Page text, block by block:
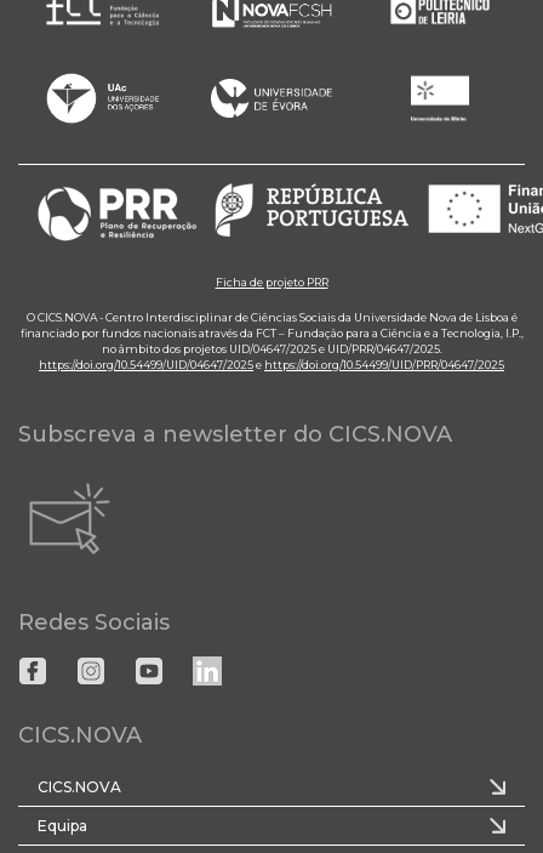
Ficha de projeto PRR
O CICS.NOVA - Centro Interdisciplinar de Ciências Sociais da Universidade Nova de Lisboa é
financiado por fundos nacionais através da FCT – Fundação para a Ciência e a Tecnologia, I.P.,
no âmbito dos projetos UID/04647/2025 e UID/PRR/04647/2025.
https://doi.org/10.54499/UID/04647/2025e https://doi.org/10.54499/UID/PRR/04647/2025
Subscreva a newsletter do CICS.NOVA
Redes Sociais
CICS.NOVA
CICS.NOVA
Equipa